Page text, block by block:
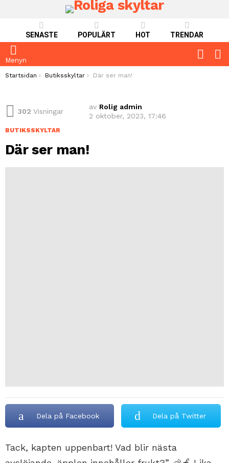
SENASTE POPULÄRT HOT TRENDAR
Menyn
You are here:
Startsidan Butiksskyltar Där ser man!
302 Visningar
av Rolig admin
2 oktober, 2023, 17:46
BUTIKSSKYLTAR
Där ser man!
Dela på Facebook Dela på Twitter
Tack, kapten uppenbart! Vad blir nästa